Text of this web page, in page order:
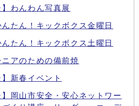
】わんわん写真展
んたん！キックボクス金曜日
んたん！キックボクス土曜日
ニアのための備前焼
】新春イベント
】岡山市安全・安心ネットワー